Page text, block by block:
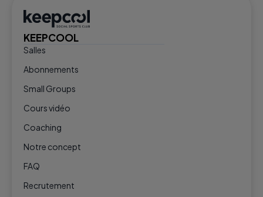
KEEPCOOL
Salles
Abonnements
Small Groups
Cours vidéo
Coaching
Notre concept
FAQ
Recrutement